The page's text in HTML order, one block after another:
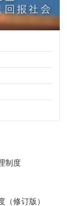
制度
（修订版）